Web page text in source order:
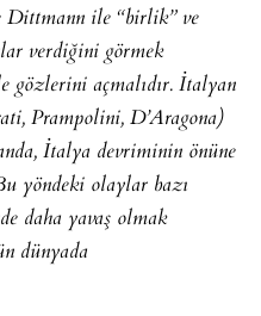
Dittmann ile “birlik” ve
verdiğini görmek
gözlerini açmalıdır. İtalyan
Prampolini, D’Aragona)
İtalya devriminin önüne
yöndeki olaylar bazı
daha yavaş olmak
dünyada